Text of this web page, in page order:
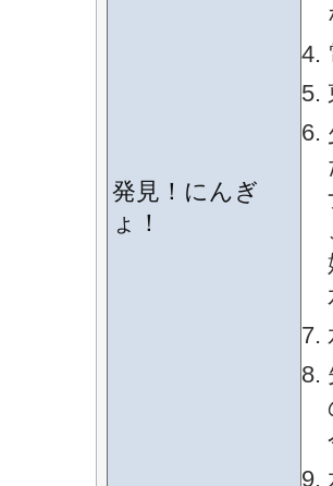
発見！にんぎ
ょ！